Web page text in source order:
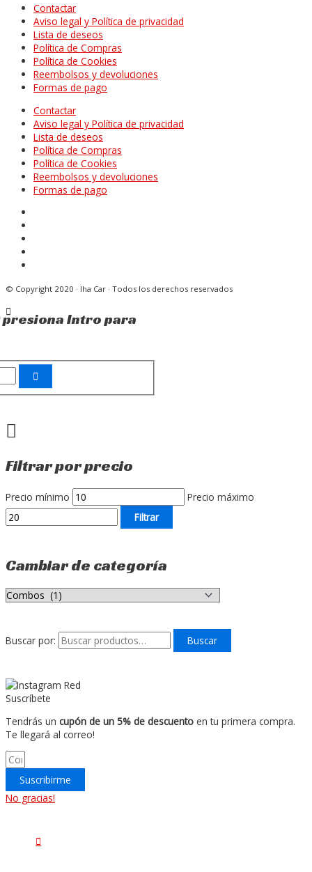
Contactar
Aviso legal y Política de privacidad
Lista de deseos
Política de Compras
Política de Cookies
Reembolsos y devoluciones
Formas de pago
Contactar
Aviso legal y Política de privacidad
Lista de deseos
Política de Compras
Política de Cookies
Reembolsos y devoluciones
Formas de pago
© Copyright 2020 · Iha Car · Todos los derechos reservados
presiona Intro para
Filtrar por precio
Precio mínimo
Precio máximo
Filtrar
Cambiar de categoría
Buscar por: Buscar
Suscríbete
Tendrás un cupón de un 5% de descuento en tu primera compra.
Te llegará al correo!
Suscribirme
No gracias!